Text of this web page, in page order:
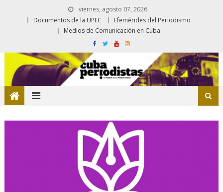
viernes, agosto 07, 2026
Documentos de la UPEC
Efemérides del Periodismo
Medios de Comunicación en Cuba